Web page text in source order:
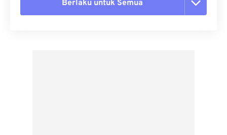
Berlaku untuk Semua